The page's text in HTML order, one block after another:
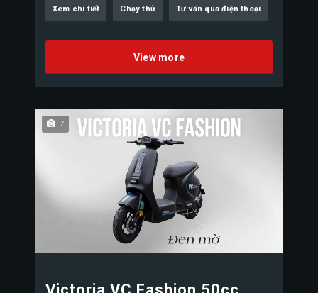
Xem chi tiết Chạy thử Tư vấn qua điện thoại
View more
7